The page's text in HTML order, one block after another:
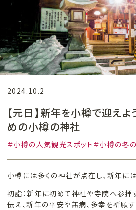
2024.10.2
【元日】新年を小樽で迎えよ
めの小樽の神社
小樽の人気観光スポット 小樽の冬
小樽には多くの神社が点在し、新年に
初詣：新年に初めて神社や寺院へ参拝
伝え、新年の平安や無病、多幸を祈願